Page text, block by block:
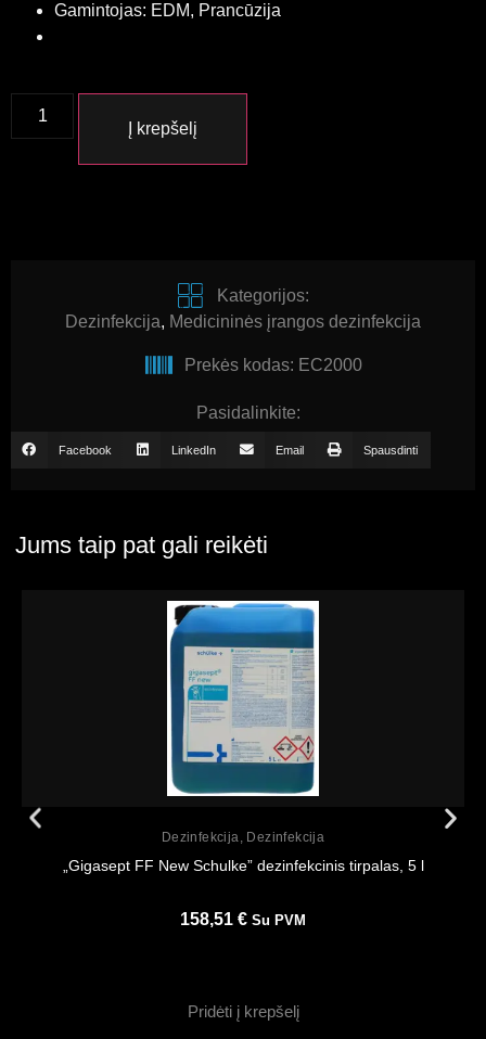
Gamintojas: EDM, Prancūzija
Į krepšelį
Kategorijos:
Dezinfekcija, Medicininės įrangos dezinfekcija
Prekės kodas: EC2000
Pasidalinkite:
Facebook LinkedIn Email Spausdinti
Jums taip pat gali reikėti
Dezinfekcija Dezinfekcija
„Gigasept FF New Schulke” dezinfekcinis tirpalas, 5 l
158,51 € Su PVM
Pridėti į krepšelį